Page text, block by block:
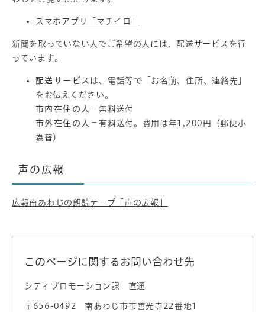
スマホアプリ「マチイロ」
新聞を取っていない人でご希望の人には、配送サービスを行
っています。
配送サービス は、電話等で「お名前、住所、連絡先」
をお伝えください。
市内在住の人 ＝無料送付
市外在住の人 ＝有料送付。費用は年1,200円（郵便小
為替）
声の広報
広報南あわじの朗読テープ「声の広報」
このページに関するお問い合わせ先
シティプロモーション課 直通
〒656-0492
南あわじ市市善光寺22番地1